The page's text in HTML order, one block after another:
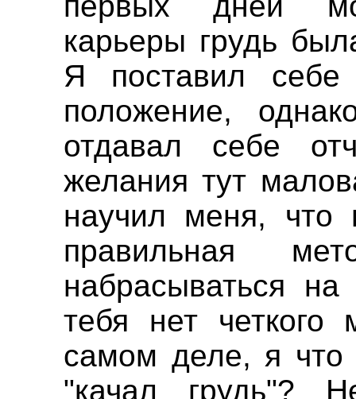
карьеры грудь
Я поставил себе
положение,
отдавал себе
желания тут
научил меня, что
правильная
набрасываться
тебя нет четкого
самом деле, я что
"качал грудь"?